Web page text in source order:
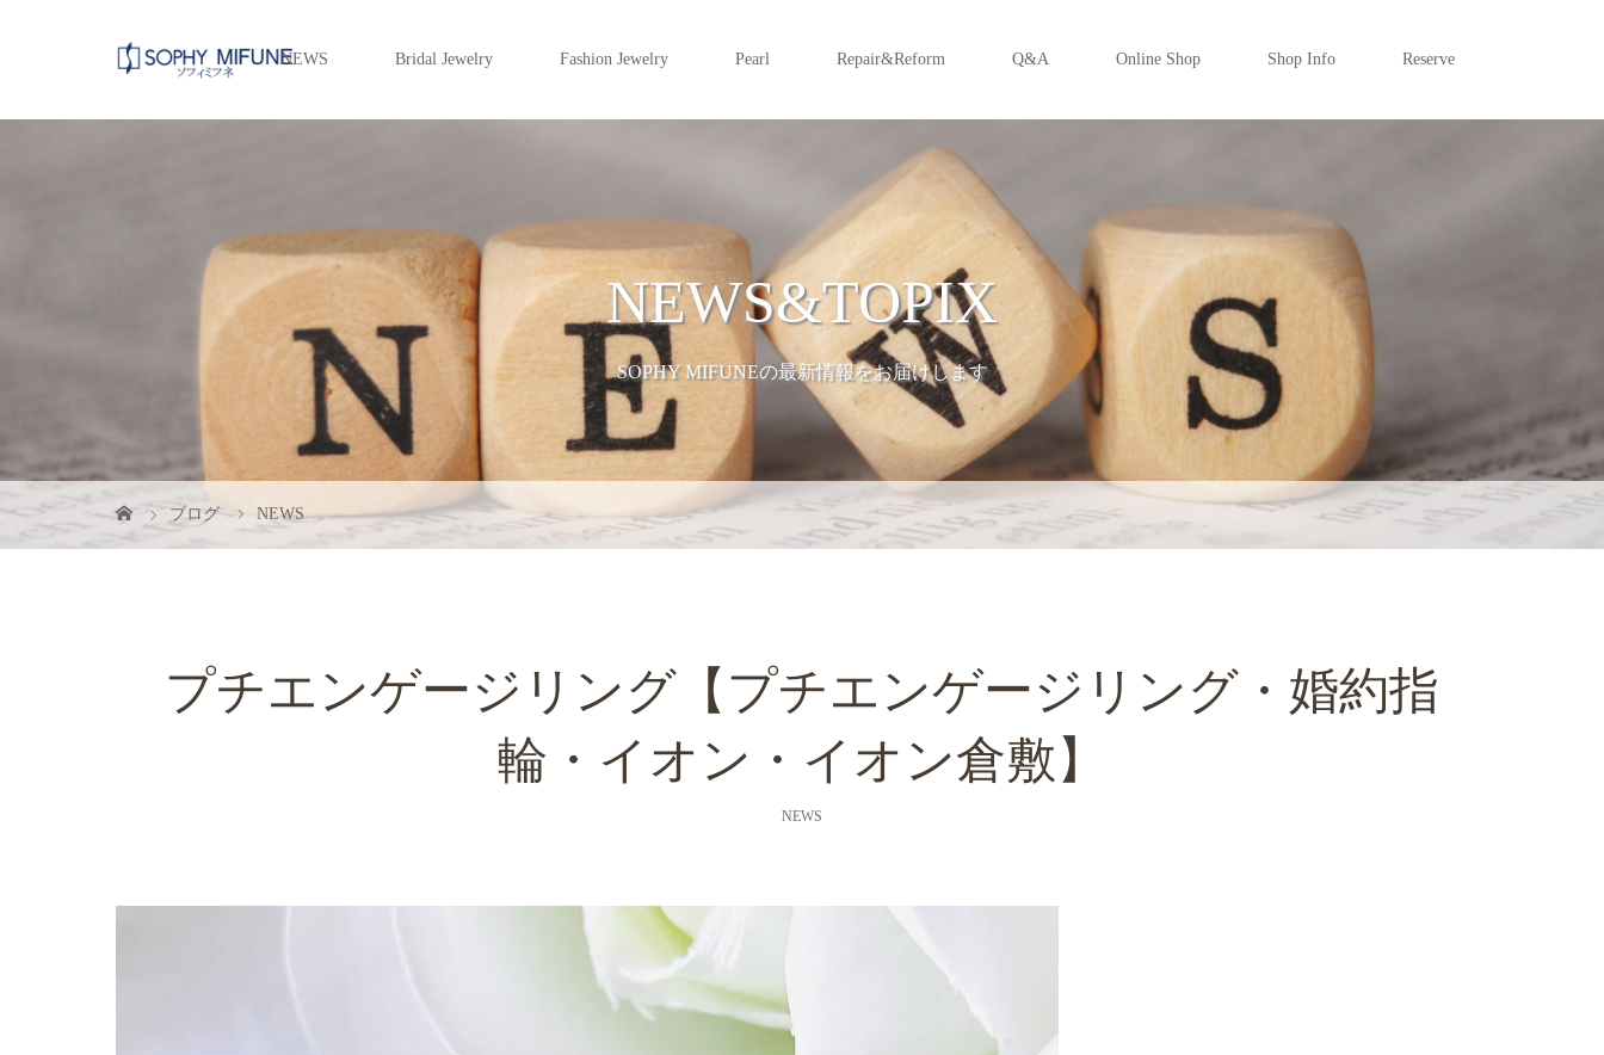
NEWS Bridal Jewelry Fashion Jewelry Pearl Repair&Reform Q&A Online Shop Shop Info Reserve
NEWS&TOPIX
SOPHY MIFUNEの最新情報をお届けします
ブログ NEWS
プチエンゲージリング【プチエンゲージリング・婚約指
輪・イオン・イオン倉敷】
NEWS